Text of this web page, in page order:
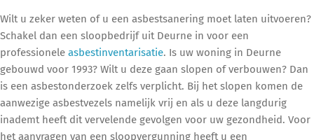
Wilt u zeker weten of u een asbestsanering moet laten uitvoeren?
Schakel dan een sloopbedrijf uit Deurne in voor een
professionele asbestinventarisatie. Is uw woning in Deurne
gebouwd voor 1993? Wilt u deze gaan slopen of verbouwen? Dan
is een asbestonderzoek zelfs verplicht. Bij het slopen komen de
aanwezige asbestvezels namelijk vrij en als u deze langdurig
inademt heeft dit vervelende gevolgen voor uw gezondheid. Voor
het aanvragen van een sloopvergunning heeft u een